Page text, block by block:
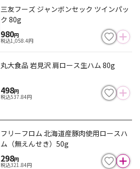
三友フーズ ジャンボンセック ツインパッ
ク 80g
980円
税込1,058.4円
丸大食品 岩見沢 肩ロース生ハム 80g
498円
税込537.84円
フリーフロム 北海道産豚肉使用ロースハ
ム（無えんせき）50g
298円
税込321.84円